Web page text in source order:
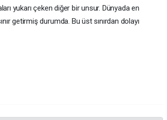
yukarı çeken diğer bir unsur. Dünyada en
getirmiş durumda. Bu üst sınırdan dolayı